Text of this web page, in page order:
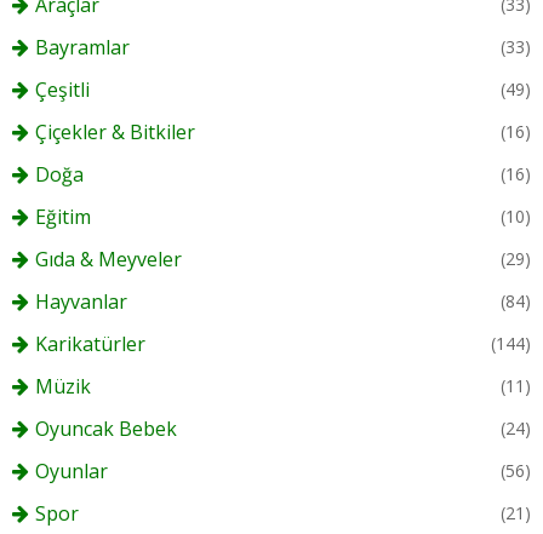
Bayramlar (33)
Çeşitli (49)
Çiçekler & Bitkiler (16)
Doğa (16)
Eğitim (10)
Gıda & Meyveler (29)
Hayvanlar (84)
Karikatürler (144)
Müzik (11)
Oyuncak Bebek (24)
Oyunlar (56)
Spor (21)